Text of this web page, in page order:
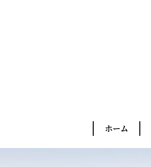
ホーム